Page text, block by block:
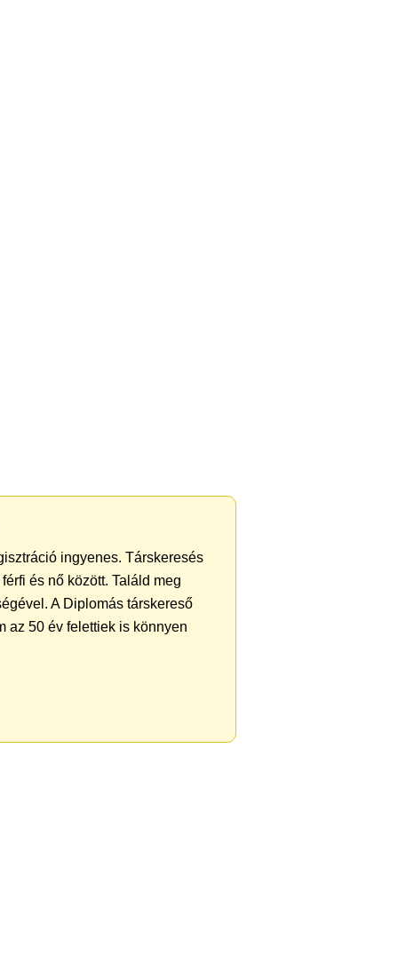
ingyenes. Társkeresés
és nő között. Találd meg
A Diplomás társkereső
az 50 év felettiek is könnyen